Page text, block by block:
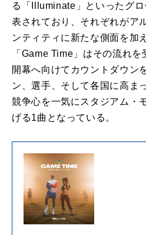
る
「 Illuminate」 と いったグ
表されており、 それぞれがア
ンティティに新たな側面を加
「 Game Time 」はその流れを
開幕へ向けてカウントダウン
ン、選手、そして各国に高ま
競争心を一気にスタジアム・
げる1曲 と なっている。